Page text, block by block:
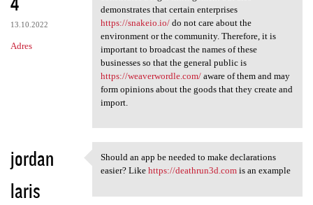
13.10.2022
Adres
demonstrates that certain enterprises
https://snakeio.io/do not care about the
environment or the community. Therefore, it is
important to broadcast the names of these
businesses so that the general public is
https://weaverwordle.com/aware of them and may
form opinions about the goods that they create and
import.
jordan
laris
Should an app be needed to
Should an app be needed to make declarations
easier? Like https://deathrun3d.comis an example